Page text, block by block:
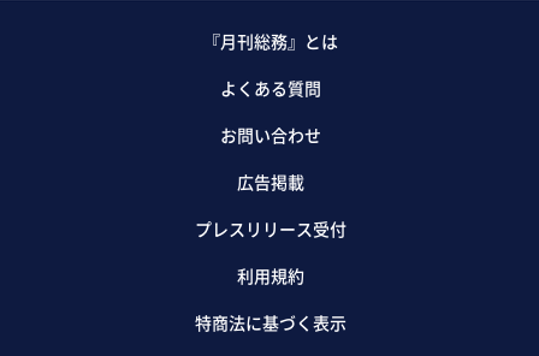
『月刊総務』とは
よくある質問
お問い合わせ
広告掲載
プレスリリース受付
利用規約
特商法に基づく表示